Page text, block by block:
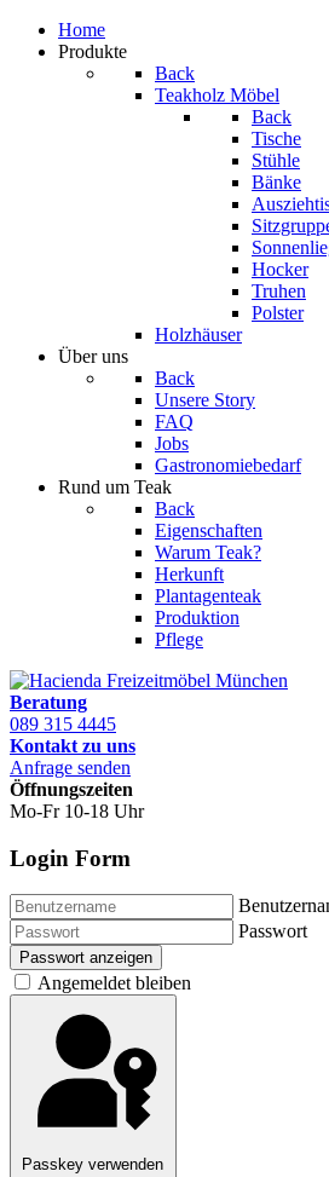
Home
Produkte
Back
Teakholz Möbel
Back
Tische
Stühle
Bänke
Hocker
Truhen
Polster
Holzhäuser
Über uns
Back
Unsere Story
FAQ
Jobs
Gastronomiebedarf
Rund um Teak
Back
Eigenschaften
Warum Teak?
Herkunft
Plantagenteak
Produktion
Pflege
Beratung
089 315 4445
Kontakt zu uns
Anfrage senden
Öffnungszeiten
Mo-Fr 10-18 Uhr
Login Form
Passwort
Passwort anzeigen
Angemeldet bleiben
Passkey verwenden